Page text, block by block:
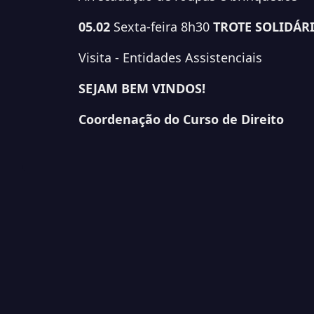
05.02 Sexta-feira 8h30 TROTE
Visita - Entidades Assistenciais
SEJAM BEM VINDOS!
Coordenação do Curso de Direito